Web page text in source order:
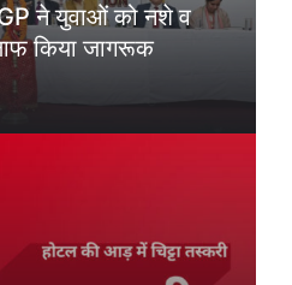
ने युवाओं को नशे व
किया जागरूक